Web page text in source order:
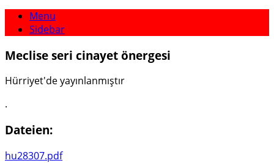
Menu
Sidebar
Meclise seri cinayet önergesi
Hürriyet'de yayınlanmıştır
.
Dateien:
hu28307.pdf